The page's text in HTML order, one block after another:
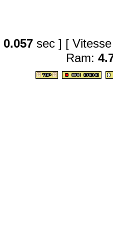
0.057sec ] [
Ram: